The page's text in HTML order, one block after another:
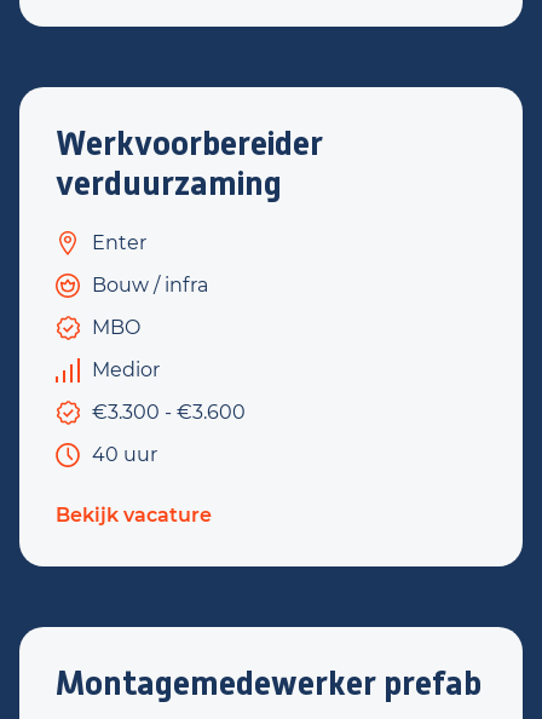
Werkvoorbereider
verduurzaming
Enter
Bouw / infra
MBO
Medior
€3.300 - €3.600
40 uur
Bekijk vacature
Montagemedewerker prefab